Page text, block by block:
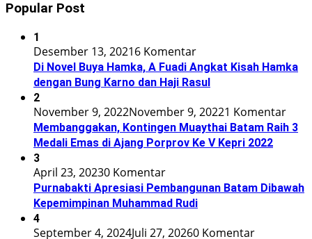
Popular Post
1
Desember 13, 20216 Komentar
Di Novel Buya Hamka, A Fuadi Angkat Kisah Hamka
dengan Bung Karno dan Haji Rasul
2
November 9, 2022November 9, 20221 Komentar
Membanggakan, Kontingen Muaythai Batam Raih 3
Medali Emas di Ajang Porprov Ke V Kepri 2022
3
April 23, 20230 Komentar
Purnabakti Apresiasi Pembangunan Batam Dibawah
Kepemimpinan Muhammad Rudi
4
September 4, 2024Juli 27, 20260 Komentar